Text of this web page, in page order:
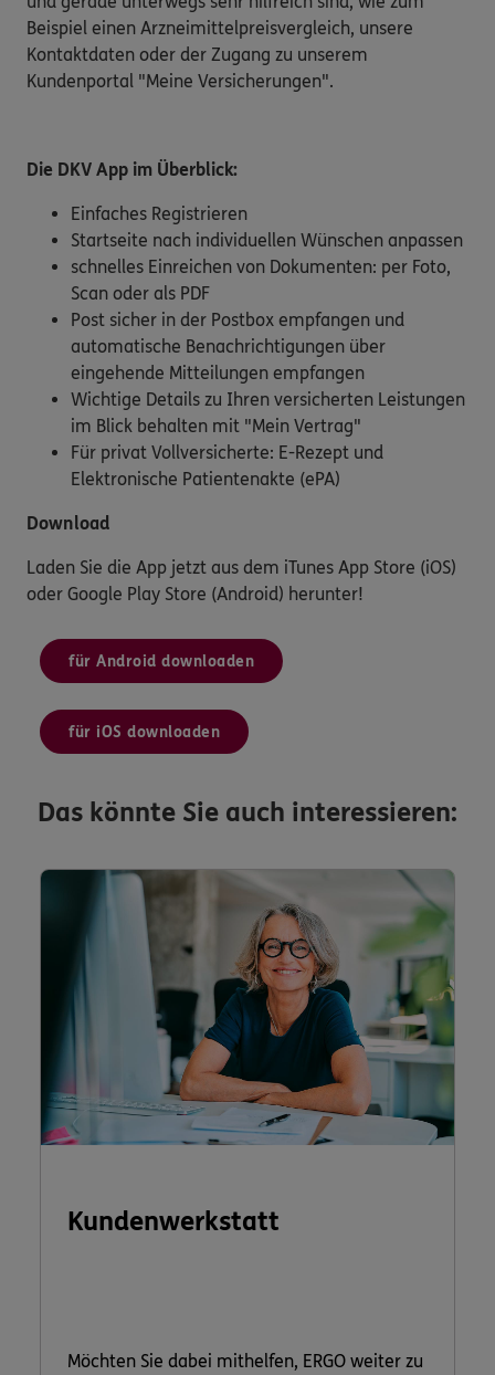
Beispiel einen Arzneimittelpreisvergleich, unsere
Kontaktdaten oder der Zugang zu unserem
Kundenportal "Meine Versicherungen".
Die DKV App im Überblick:
Einfaches Registrieren
Startseite nach individuellen Wünschen anpassen
schnelles Einreichen von Dokumenten: per Foto,
Scan oder als PDF
Post sicher in der Postbox empfangen und
automatische Benachrichtigungen über
eingehende Mitteilungen empfangen
Wichtige Details zu Ihren versicherten Leistungen
im Blick behalten mit "Mein Vertrag"
Für privat Vollversicherte: E-Rezept und
Elektronische Patientenakte (ePA)
Download
Laden Sie die App jetzt aus dem iTunes App Store (iOS)
oder Google Play Store (Android) herunter!
für Android downloaden
für iOS downloaden
Das könnte Sie auch interessieren:
Kundenwerkstatt
Möchten Sie dabei mithelfen, ERGO weiter zu